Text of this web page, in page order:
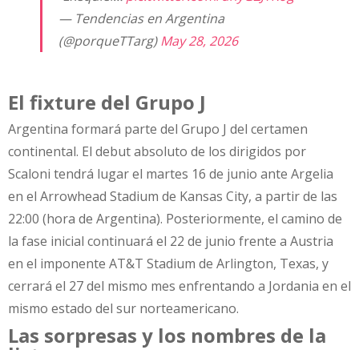
— Tendencias en Argentina
(@porqueTTarg)May 28, 2026
El fixture del Grupo J
Argentina formará parte del Grupo J del certamen
continental. El debut absoluto de los dirigidos por
Scaloni tendrá lugar el martes 16 de junio ante Argelia
en el Arrowhead Stadium de Kansas City, a partir de las
22:00 (hora de Argentina). Posteriormente, el camino de
la fase inicial continuará el 22 de junio frente a Austria
en el imponente AT&T Stadium de Arlington, Texas, y
cerrará el 27 del mismo mes enfrentando a Jordania en el
mismo estado del sur norteamericano.
Las sorpresas y los nombres de la